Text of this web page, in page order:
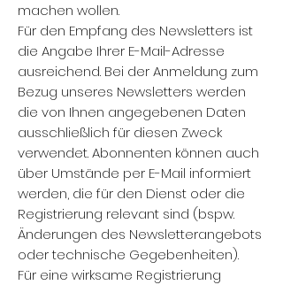
machen wollen.
Für den Empfang des Newsletters ist
die Angabe Ihrer E-Mail-Adresse
ausreichend. Bei der Anmeldung zum
Bezug unseres Newsletters werden
die von Ihnen angegebenen Daten
ausschließlich für diesen Zweck
verwendet. Abonnenten können auch
über Umstände per E-Mail informiert
werden, die für den Dienst oder die
Registrierung relevant sind (bspw.
Änderungen des Newsletterangebots
oder technische Gegebenheiten).
Für eine wirksame Registrierung